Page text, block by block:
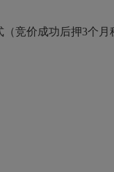
竞价成功后押3个月